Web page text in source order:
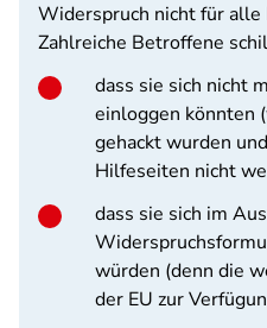
Widerspruch nicht für
Zahlreiche Betroffene
dass sie sich nicht
einloggen könnten
gehackt wurden
Hilfeseiten nicht
dass sie sich im
würden (denn die
der EU zur